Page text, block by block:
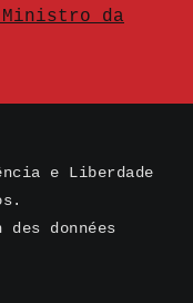
e Liberdade
données